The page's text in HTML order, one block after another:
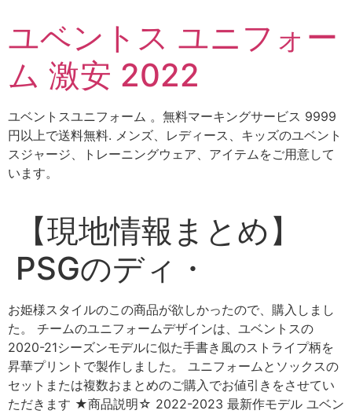
テ
ツ
ス
キ
ッ
プ
ユベントス ユニフォー
ム 激安 2022
ユベントスユニフォーム 。無料マーキングサービス 9999
円以上で送料無料. メンズ、レディース、キッズのユベント
スジャージ、トレーニングウェア、アイテムをご用意して
います。
【現地情報まとめ】
PSGのディ・
お姫様スタイルのこの商品が欲しかったので、購入しまし
た。 チームのユニフォームデザインは、ユベントスの
2020-21シーズンモデルに似た手書き風のストライプ柄を
昇華プリントで製作しました。 ユニフォームとソックスの
セットまたは複数おまとめのご購入でお値引きをさせてい
ただきます ★商品説明☆ 2022-2023 最新作モデル ユベン